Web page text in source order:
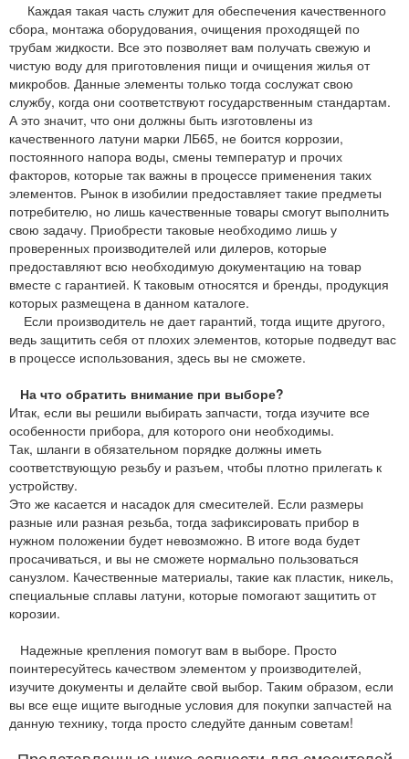
Каждая такая часть служит для обеспечения качественного
сбора, монтажа оборудования, очищения проходящей по
трубам жидкости. Все это позволяет вам получать свежую и
чистую воду для приготовления пищи и очищения жилья от
микробов. Данные элементы только тогда сослужат свою
службу, когда они соответствуют государственным стандартам.
А это значит, что они должны быть изготовлены из
качественного латуни марки ЛБ65, не боится коррозии,
постоянного напора воды, смены температур и прочих
факторов, которые так важны в процессе применения таких
элементов. Рынок в изобилии предоставляет такие предметы
потребителю, но лишь качественные товары смогут выполнить
свою задачу. Приобрести таковые необходимо лишь у
проверенных производителей или дилеров, которые
предоставляют всю необходимую документацию на товар
вместе с гарантией. К таковым относятся и бренды, продукция
которых размещена в данном каталоге.
Если производитель не дает гарантий, тогда ищите другого,
ведь защитить себя от плохих элементов, которые подведут вас
в процессе использования, здесь вы не сможете.
На что обратить внимание при выборе?
Итак, если вы решили выбирать запчасти, тогда изучите все
особенности прибора, для которого они необходимы.
Так, шланги в обязательном порядке должны иметь
соответствующую резьбу и разъем, чтобы плотно прилегать к
устройству.
Это же касается и насадок для смесителей. Если размеры
разные или разная резьба, тогда зафиксировать прибор в
нужном положении будет невозможно. В итоге вода будет
просачиваться, и вы не сможете нормально пользоваться
санузлом. Качественные материалы, такие как пластик, никель,
специальные сплавы латуни, которые помогают защитить от
корозии.
Надежные крепления помогут вам в выборе. Просто
поинтересуйтесь качеством элементом у производителей,
изучите документы и делайте свой выбор. Таким образом, если
вы все еще ищите выгодные условия для покупки запчастей на
данную технику, тогда просто следуйте данным советам!